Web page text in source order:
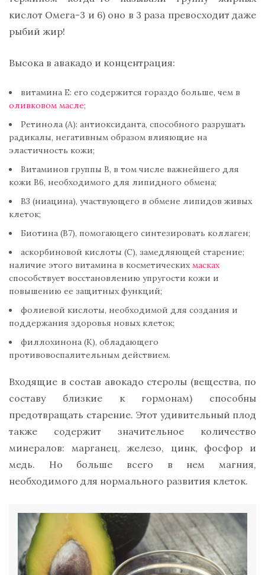
кислот Омега-3 и 6) оно в 3 раза превосходит даже
рыбий жир!
Высока в авакадо и концентрация:
витамина Е: его содержится гораздо больше, чем в
оливковом масле;
Ретинола (А): антиоксиданта, способного разрушать
радикалы, негативным образом влияющие на
эластичность кожи;
Витаминов группы В, в том числе важнейшего для
кожи В6, необходимого для липидного обмена;
B3 (ниацина), участвующего в обмене липидов живых
клеток;
Биотина (В7), помогающего синтезировать коллаген;
аскорбиновой кислоты (С), замедляющей старение;
наличие этого витамина в косметическихмасках
способствует восстановлению упругости кожи и
повышению ее защитных функций;
фолиевой кислоты, необходимой для создания и
поддержания здоровья новых клеток;
филлохинона (К), обладающего
противовоспалительным действием.
Входящие в состав авокадо стеролы (вещества, по
составу близкие к гормонам) способны
предотвращать старение. Этот удивительный плод
также содержит значительное количество
минералов: марганец, железо, цинк, фосфор и
медь. Но больше всего в нем магния,
необходимого для нормального развития клеток.